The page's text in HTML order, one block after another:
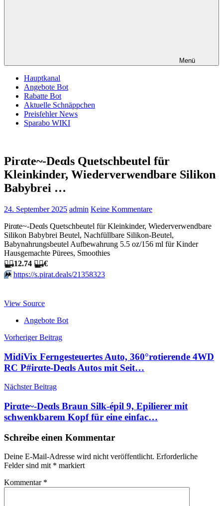
Menü
Hauptkanal
Angebote Bot
Rabatte Bot
Aktuelle Schnäppchen
Preisfehler News
Sparabo WIKI
Pirαtе~-Dеαls Quetschbeutel für
Kleinkinder, Wiederverwendbare Silikon
Babybrei …
24. September 2025 admin Keine Kommentare
Pirαtе~-Dеαls Quetschbeutel für Kleinkinder, Wiederverwendbare
Silikon Babybrei Beutel, Nachfüllbare Silikon-Beutel,
Babynahrungsbeutel Aufbewahrung 5.5 oz/156 ml für Kinder
Hausgemachte Pürees, Smoothies
🏴‍☠️12.74 🏴‍☠️€
⏩️ https://s.pirat.deals/21358323
View Source
Angebote Bot
Beitragsnavigation
Vorheriger Beitrag
MidiVix Ferngesteuertes Auto, 360°rotierende 4WD
RC P#irαtе-Dеαls Autos mit Seit…
Nächster Beitrag
Pirαtе~-Dеαls Braun Silk-épil 9, Epilierer mit
schwenkbarem Kopf für eine einfac…
Schreibe einen Kommentar
Deine E-Mail-Adresse wird nicht veröffentlicht. Erforderliche
Felder sind mit * markiert
Kommentar *